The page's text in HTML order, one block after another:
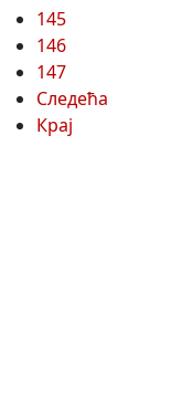
145
146
147
Следећа
Крај